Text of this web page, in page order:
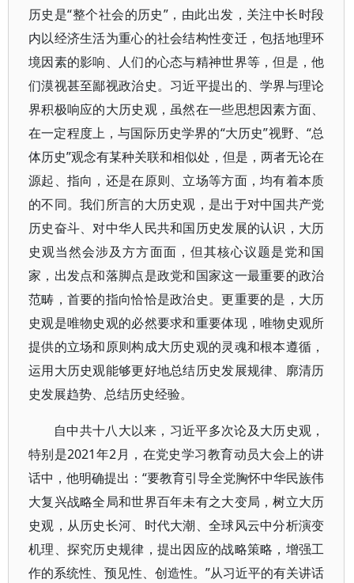
历史是“整个社会的历史”，由此出发，关注中长时段
内以经济生活为重心的社会结构性变迁，包括地理环
境因素的影响、人们的心态与精神世界等，但是，他
们漠视甚至鄙视政治史。习近平提出的、学界与理论
界积极响应的大历史观，虽然在一些思想因素方面、
在一定程度上，与国际历史学界的“大历史”视野、“总
体历史”观念有某种关联和相似处，但是，两者无论在
源起、指向，还是在原则、立场等方面，均有着本质
的不同。我们所言的大历史观，是出于对中国共产党
历史奋斗、对中华人民共和国历史发展的认识，大历
史观当然会涉及方方面面，但其核心议题是党和国
家，出发点和落脚点是政党和国家这一最重要的政治
范畴，首要的指向恰恰是政治史。更重要的是，大历
史观是唯物史观的必然要求和重要体现，唯物史观所
提供的立场和原则构成大历史观的灵魂和根本遵循，
运用大历史观能够更好地总结历史发展规律、廓清历
史发展趋势、总结历史经验。
自中共十八大以来，习近平多次论及大历史观，
特别是2021年2月，在党史学习教育动员大会上的讲
话中，他明确提出：“要教育引导全党胸怀中华民族伟
大复兴战略全局和世界百年未有之大变局，树立大历
史观，从历史长河、时代大潮、全球风云中分析演变
机理、探究历史规律，提出因应的战略策略，增强工
作的系统性、预见性、创造性。”从习近平的有关讲话